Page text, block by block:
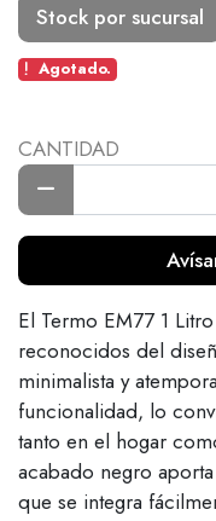
Stock por sucursal
Agotado.
CANTIDAD
El Termo EM77 1
reconocidos del
minimalista y
funcionalidad, lo
tanto en el hogar
acabado negro
que se integra